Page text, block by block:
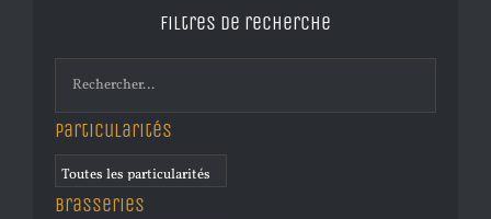
Filtres de recherche
Particularités
Brasseries